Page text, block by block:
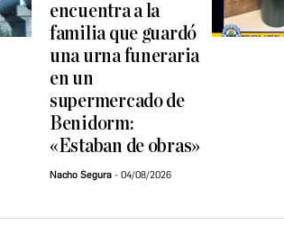
encuentra a la
familia que guardó
una urna funeraria
en un
supermercado de
Benidorm:
«Estaban de obras»
Nacho Segura 04/08/2026